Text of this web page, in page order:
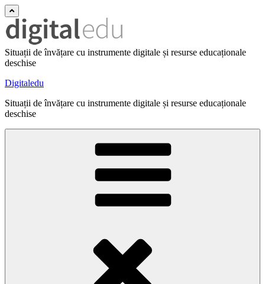
Situații de învățare cu instrumente digitale și resurse educaționale
deschise
Digitaledu
Situații de învățare cu instrumente digitale și resurse educaționale
deschise